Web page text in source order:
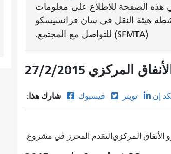
الصفحة للاطلاع على معلومات
هيئة النقل في سان فرانسيسكو
(SFMTA) للتواصل مع المجتمع.
المركزي 27/2/2015
شارك هذا: فيسبوك تويتر إن
التقدم المحرز في مشروع الأنفاق المركزي